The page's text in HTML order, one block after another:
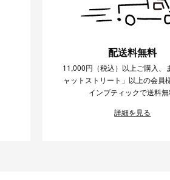
配送料無料
11,000円（税込）以上ご購入、
ャットストリート」以上の会員
インブティックで送料
詳細を見る